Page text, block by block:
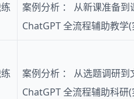
案例分析 ： 从新课准备到
ChatGPT 全流程辅助教学
案例分析 ： 从选题调研到
ChatGPT 全流程辅助科研